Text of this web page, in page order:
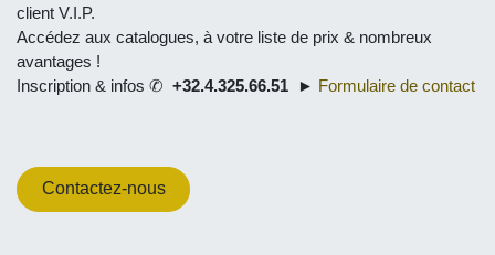
client V.I.P.
Accédez aux catalogues, à votre liste de prix & nombreux
avantages !
Inscription & infos ✆ +32.4.325.66.51 ► Formulaire de contact
Contactez-nous